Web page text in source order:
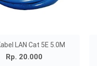
LAN Cat 5E 5.0M
Rp. 20.000